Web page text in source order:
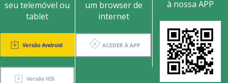
seu telemóvel ou
tablet
um browser de
internet
à nossa APP